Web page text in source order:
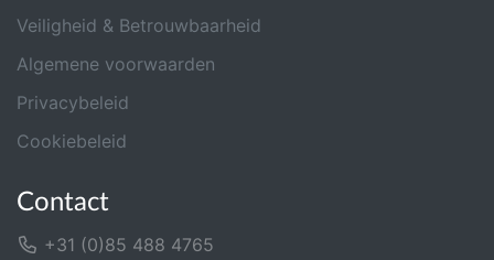
Veiligheid & Betrouwbaarheid
Algemene voorwaarden
Privacybeleid
Cookiebeleid
Contact
+31 (0)85 488 4765